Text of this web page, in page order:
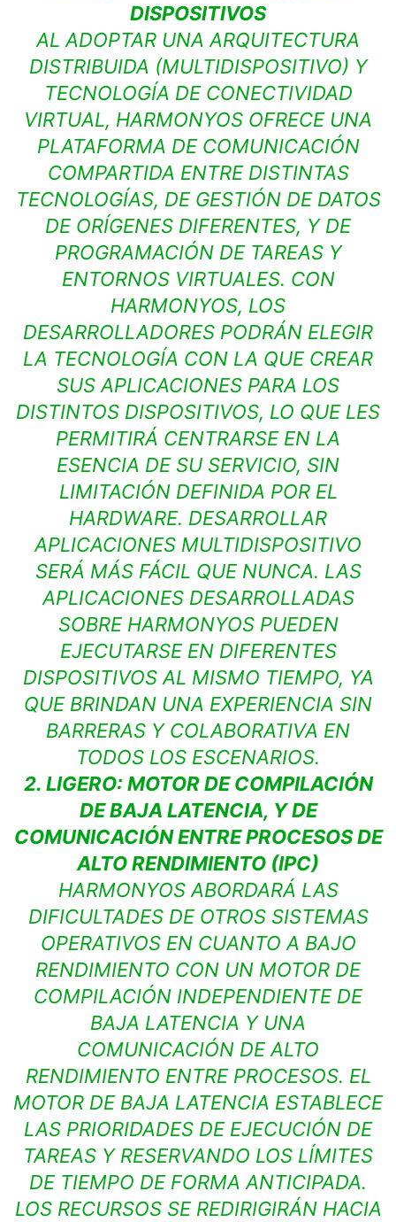
DISPOSITIVOS
AL ADOPTAR UNA ARQUITECTURA
DISTRIBUIDA (MULTIDISPOSITIVO) Y
TECNOLOGÍA DE CONECTIVIDAD
VIRTUAL, HARMONYOS OFRECE UNA
PLATAFORMA DE COMUNICACIÓN
COMPARTIDA ENTRE DISTINTAS
TECNOLOGÍAS, DE GESTIÓN DE DATOS
DE ORÍGENES DIFERENTES, Y DE
PROGRAMACIÓN DE TAREAS Y
ENTORNOS VIRTUALES. CON
HARMONYOS, LOS
DESARROLLADORES PODRÁN ELEGIR
LA TECNOLOGÍA CON LA QUE CREAR
SUS APLICACIONES PARA LOS
DISTINTOS DISPOSITIVOS, LO QUE LES
PERMITIRÁ CENTRARSE EN LA
ESENCIA DE SU SERVICIO, SIN
LIMITACIÓN DEFINIDA POR EL
HARDWARE. DESARROLLAR
APLICACIONES MULTIDISPOSITIVO
SERÁ MÁS FÁCIL QUE NUNCA. LAS
APLICACIONES DESARROLLADAS
SOBRE HARMONYOS PUEDEN
EJECUTARSE EN DIFERENTES
DISPOSITIVOS AL MISMO TIEMPO, YA
QUE BRINDAN UNA EXPERIENCIA SIN
BARRERAS Y COLABORATIVA EN
TODOS LOS ESCENARIOS.
2. LIGERO: MOTOR DE COMPILACIÓN
DE BAJA LATENCIA, Y DE
COMUNICACIÓN ENTRE PROCESOS DE
ALTO RENDIMIENTO (IPC)
HARMONYOS ABORDARÁ LAS
DIFICULTADES DE OTROS SISTEMAS
OPERATIVOS EN CUANTO A BAJO
RENDIMIENTO CON UN MOTOR DE
COMPILACIÓN INDEPENDIENTE DE
BAJA LATENCIA Y UNA
COMUNICACIÓN DE ALTO
RENDIMIENTO ENTRE PROCESOS. EL
MOTOR DE BAJA LATENCIA ESTABLECE
LAS PRIORIDADES DE EJECUCIÓN DE
TAREAS Y RESERVANDO LOS LÍMITES
DE TIEMPO DE FORMA ANTICIPADA.
LOS RECURSOS SE REDIRIGIRÁN HACIA